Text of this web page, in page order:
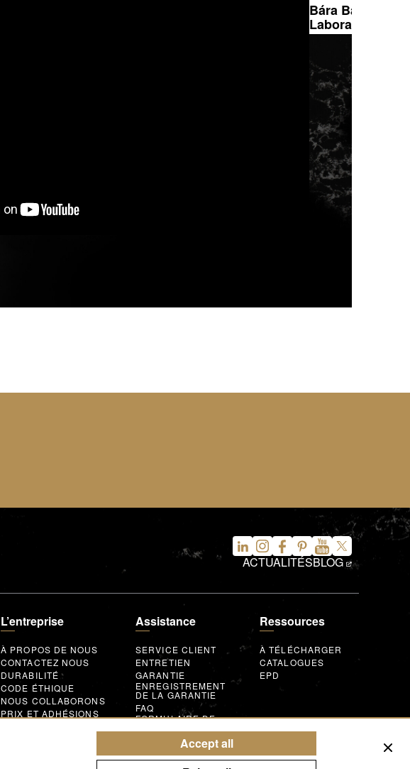
Bára Baštová,
Laboratory
ACTUALITÉSBLOG
L’entreprise
À PROPOS DE NOUS
CONTACTEZ NOUS
DURABILITÉ
CODE ÉTHIQUE
NOUS COLLABORONS
PRIX ET ADHÉSIONS
Assistance
SERVICE CLIENT
ENTRETIEN
GARANTIE
ENREGISTREMENT
DE LA GARANTIE
FAQ
FORMULAIRE DE
Ressources
À TÉLÉCHARGER
CATALOGUES
EPD
AUGMENTÉE
Accept all